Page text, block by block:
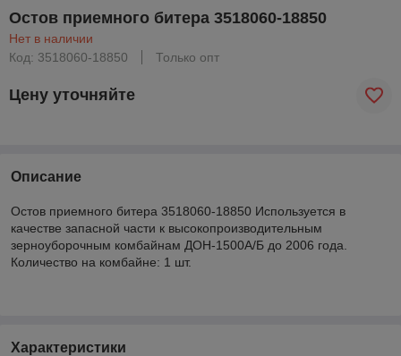
Остов приемного битера 3518060-18850
Нет в наличии
Код: 3518060-18850
Только опт
Цену уточняйте
Описание
Остов приемного битера 3518060-18850 Используется в
качестве запасной части к высокопроизводительным
зерноуборочным комбайнам ДОН-1500А/Б до 2006 года.
Количество на комбайне: 1 шт.
Характеристики